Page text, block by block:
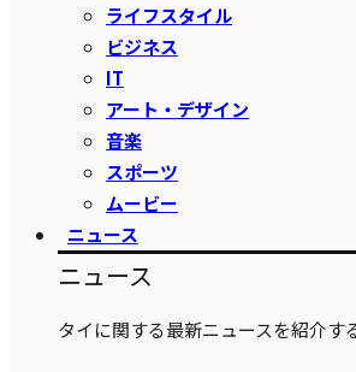
ライフスタイル
ビジネス
IT
アート・デザイン
音楽
スポーツ
ムービー
ニュース
ニュース
タイに関する最新ニュースを紹介す